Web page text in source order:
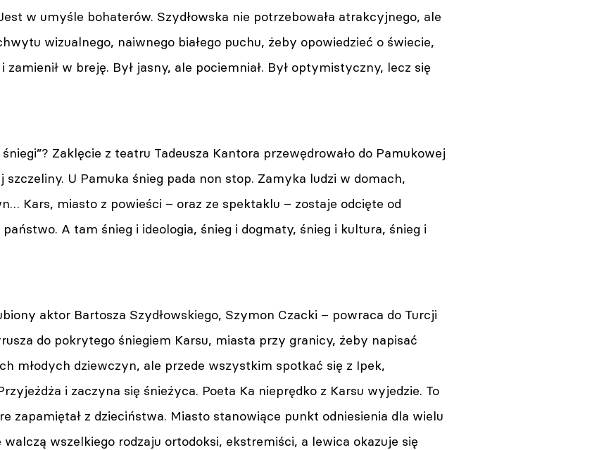
w umyśle bohaterów. Szydłowska nie potrzebowała atrakcyjnego, ale
wizualnego, naiwnego białego puchu, żeby opowiedzieć o świecie,
zamienił w breję. Był jasny, ale pociemniał. Był optymistyczny, lecz się
śniegi”? Zaklęcie z teatru Tadeusza Kantora przewędrowało do Pamukowej
szczeliny. U Pamuka śnieg pada non stop. Zamyka ludzi w domach,
Kars, miasto z powieści – oraz ze spektaklu – zostaje odcięte od
A tam śnieg i ideologia, śnieg i dogmaty, śnieg i kultura, śnieg i
aktor Bartosza Szydłowskiego, Szymon Czacki – powraca do Turcji
do pokrytego śniegiem Karsu, miasta przy granicy, żeby napisać
młodych dziewczyn, ale przede wszystkim spotkać się z Ipek,
i zaczyna się śnieżyca. Poeta Ka nieprędko z Karsu wyjedzie. To
zapamiętał z dzieciństwa. Miasto stanowiące punkt odniesienia dla wielu
walczą wszelkiego rodzaju ortodoksi, ekstremiści, a lewica okazuje się